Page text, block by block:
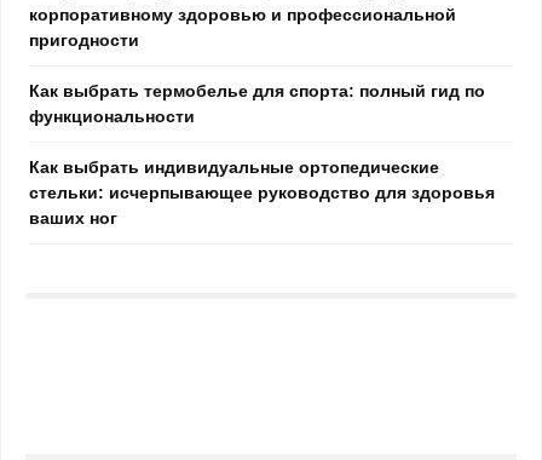
корпоративному здоровью и профессиональной
пригодности
Как выбрать термобелье для спорта: полный гид по
функциональности
Как выбрать индивидуальные ортопедические
стельки: исчерпывающее руководство для здоровья
ваших ног